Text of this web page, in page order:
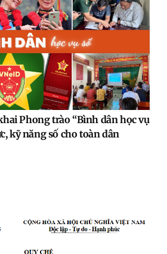
Phong trào “Bình dân học vụ
kỹ năng số cho toàn dân